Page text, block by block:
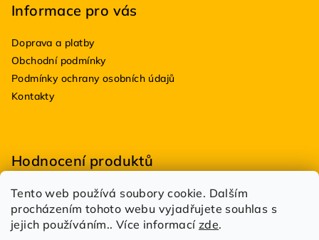
Tento web používá soubory cookie. Dalším
procházením tohoto webu vyjadřujete souhlas s
jejich používáním.. Více informací zde.
Informace pro vás
Doprava a platby
Obchodní podmínky
Podmínky ochrany osobních údajů
Kontakty
Hodnocení produktů
BioDRY bakterie do suchých WC 100g
Hodnocení produktu je 5 z 5 hvězdiček.
|
Estetik Profi